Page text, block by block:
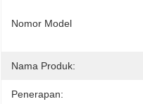
Nomor Model
Nama Produk:
Penerapan: